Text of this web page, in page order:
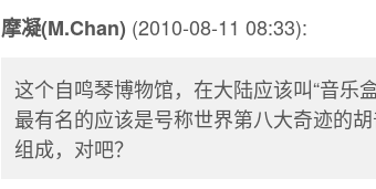
摩凝(M.Chan) (2010-08-11 08:33):
这个自鸣琴博物馆，在大陆应该叫“音乐
最有名的应该是号称世界第八大奇迹的
组成，对吧？